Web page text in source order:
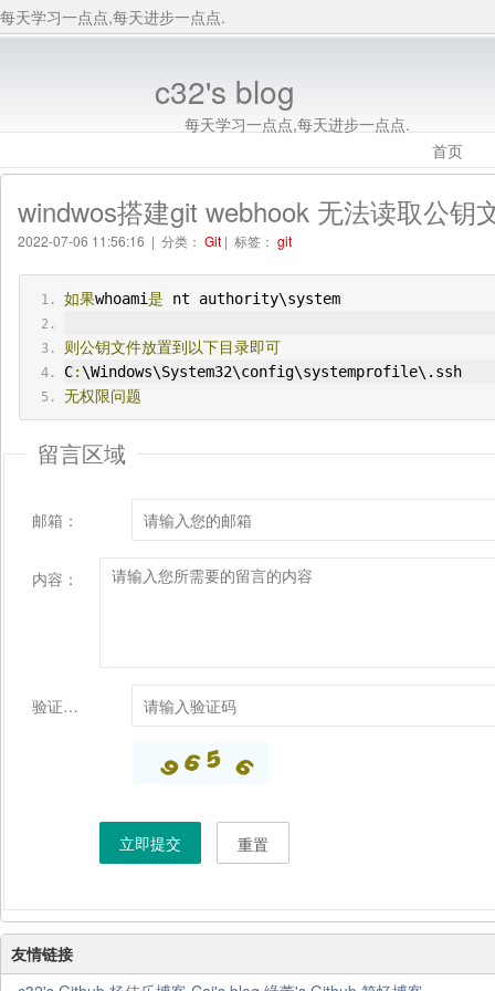
每天学习一点点,每天进步一点点.
c32's blog
每天学习一点点,每天进步一点点.
首页
windwos搭建git webhook 无法读取公钥
2022-07-06 11:56:16 | 分类： Git | 标签： git
如果whoami是 nt authority\system
则公钥文件放置到以下目录即可
C:\Windows\System32\config\systemprofile\.ssh
无权限问题
留言区域
邮箱：
内容：
验证码：
立即提交 重置
友情链接